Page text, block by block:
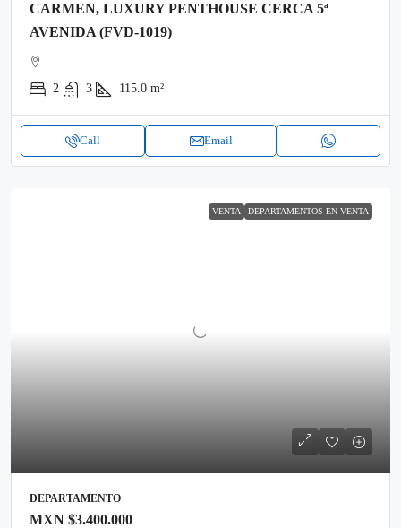
CARMEN, LUXURY PENTHOUSE CERCA 5ª
AVENIDA (FVD-1019)
2 3 115.0 m²
Call Email
VENTA DEPARTAMENTOS EN VENTA
DEPARTAMENTO
MXN $3.400.000